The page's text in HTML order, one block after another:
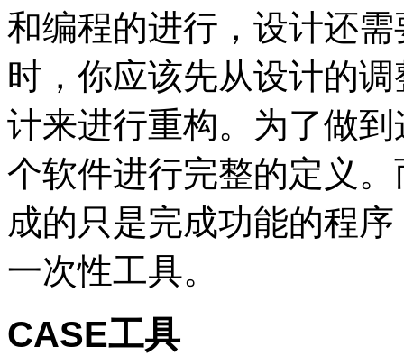
和编程的进行，设计还
时，你应该先从设计的
计来进行重构。为了做
个软件进行完整的定义。
成的只是完成功能的程
一次性工具。
CASE工具